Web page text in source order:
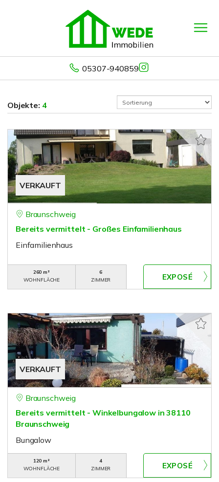
05307-940859
Objekte: 4
VERKAUFT
Braunschweig
Bereits vermittelt - Großes Einfamilienhaus
Einfamilienhaus
260 m²
WOHNFLÄCHE
6
ZIMMER
VERKAUFT
Braunschweig
Bereits vermittelt - Winkelbungalow in 38110
Braunschweig
Bungalow
120 m²
WOHNFLÄCHE
4
ZIMMER